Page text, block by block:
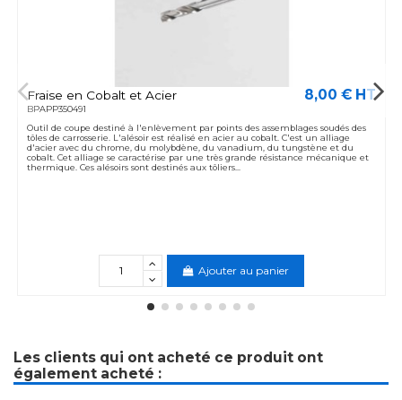
Fraise en Cobalt et Acier
BPAPP350491
8,00 € HT
Outil de coupe destiné à l'enlèvement par points des assemblages soudés des
tôles de carrosserie. L'alésoir est réalisé en acier au cobalt. C'est un alliage
d'acier avec du chrome, du molybdène, du vanadium, du tungstène et du
cobalt. Cet alliage se caractérise par une très grande résistance mécanique et
thermique. Ces alésoirs sont destinés aux tôliers...
Ajouter au panier
Les clients qui ont acheté ce produit ont
également acheté :